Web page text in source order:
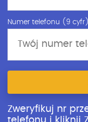
Numer telefonu (9 cyfr)
Zweryfikuj nr
telefonu i kliknij